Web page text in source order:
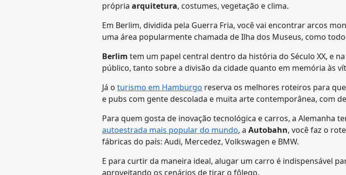
própriaarquitetura, costumes, vegetação e clima.
Em Berlim, dividida pela Guerra Fria, você vai encontrar arcos
uma área popularmente chamada de Ilha dos Museus, como
Berlim tem um papel central dentro da história do Século XX, e
público, tanto sobre a divisão da cidade quanto em memória às
Já oturismo em Hamburgo reserva os melhores roteiros para
e pubs com gente descolada e muita arte contemporânea, com
Para quem gosta de inovação tecnológica e carros, a Alemanha
autoestrada mais popular do mundo, aAutobahn, você faz o
fábricas do país: Audi, Mercedez, Volkswagen e BMW.
E para curtir da maneira ideal, alugar um carro é indispensável
aproveitando os cenários de tirar o fôlego.